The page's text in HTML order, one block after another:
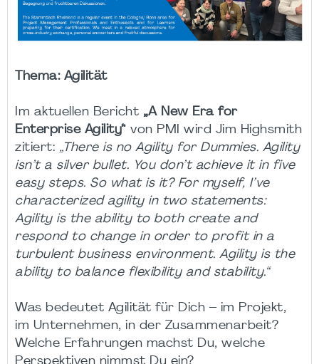
Thema: Agilität
Im aktuellen Bericht „A New Era for
Enterprise Agility“ von PMI wird Jim Highsmith
zitiert: „There is no Agility for Dummies. Agility
isn’t a silver bullet. You don’t achieve it in five
easy steps. So what is it? For myself, I’ve
characterized agility in two statements:
Agility is the ability to both create and
respond to change in order to profit in a
turbulent business environment. Agility is the
ability to balance flexibility and stability.“
Was bedeutet Agilität für Dich – im Projekt,
im Unternehmen, in der Zusammenarbeit?
Welche Erfahrungen machst Du, welche